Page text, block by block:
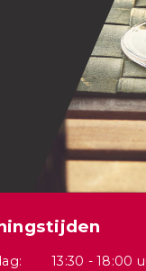
13:30 - 18:00